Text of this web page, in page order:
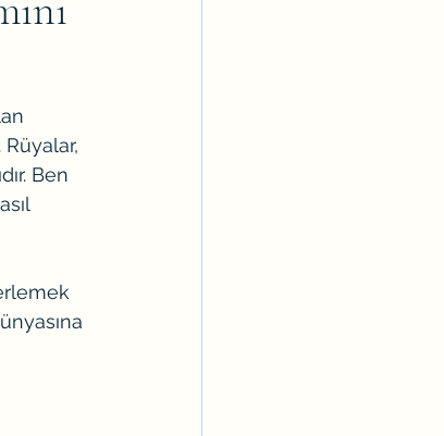
Ben